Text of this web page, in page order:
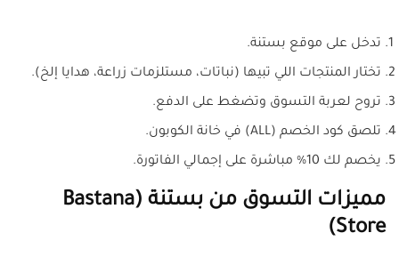
تدخل على موقع بستنة.
تختار المنتجات اللي تبيها (نباتات، مستلزمات زراعة، هدايا إلخ).
تروح لعربة التسوق وتضغط على الدفع.
تلصق كود الخصم (ALL) في خانة الكوبون.
يخصم لك 10% مباشرة على إجمالي الفاتورة.
مميزات التسوق من بستنة (Bastana
Store)